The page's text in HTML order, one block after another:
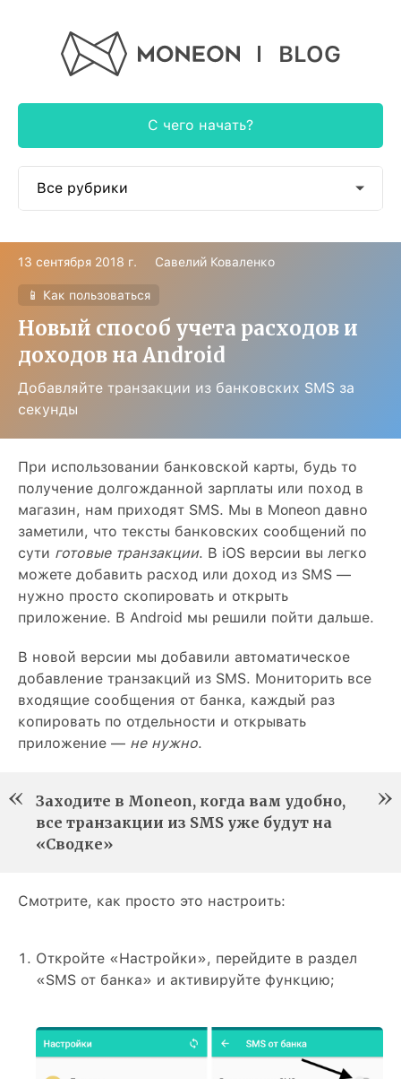
BLOG
Все рубрики
🕶 Авторское
🍭 Наши новости
С чего начать?
📱 Как пользоваться
13 сентября 2018 г. Савелий Коваленко
Новый способ учета расходов и
доходов на Android
Добавляйте транзакции из банковских SMS за
секунды
При использовании банковской карты, будь то
получение долгожданной зарплаты или поход в
магазин, нам приходят SMS. Мы в Moneon давно
заметили, что тексты банковских сообщений по
сути готовые транзакции. В iOS версии вы легко
можете добавить расход или доход из SMS —
нужно просто скопировать и открыть
приложение. В Android мы решили пойти дальше.
В новой версии мы добавили автоматическое
добавление транзакций из SMS. Мониторить все
входящие сообщения от банка, каждый раз
копировать по отдельности и открывать
приложение — не нужно.
Заходите в Moneon, когда вам удобно,
все транзакции из SMS уже будут на
«Сводке»
Смотрите, как просто это настроить:
Откройте «Настройки», перейдите в раздел
«SMS от банка» и активируйте функцию;